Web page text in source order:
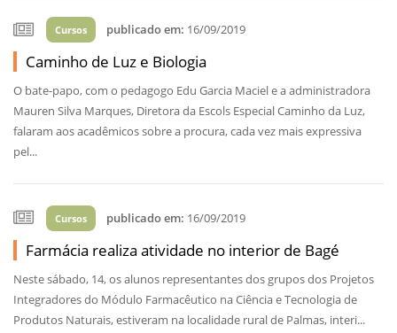
Cursos publicado em: 16/09/2019
Caminho de Luz e Biologia
O bate-papo, com o pedagogo Edu Garcia Maciel e a administradora
Mauren Silva Marques, Diretora da Escols Especial Caminho da Luz,
falaram aos acadêmicos sobre a procura, cada vez mais expressiva
pel...
Cursos publicado em: 16/09/2019
Farmácia realiza atividade no interior de Bagé
Neste sábado, 14, os alunos representantes dos grupos dos Projetos
Integradores do Módulo Farmacêutico na Ciência e Tecnologia de
Produtos Naturais, estiveram na localidade rural de Palmas, interi...